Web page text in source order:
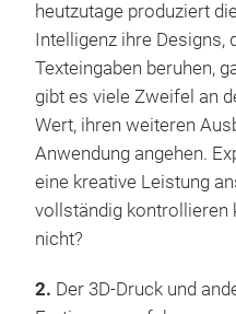
heutzutage produziert
Intelligenz ihre Designs,
Texteingaben beruhen,
gibt es viele Zweifel an
Wert, ihren weiteren
Anwendung angehen.
eine kreative Leistung
vollständig kontrollieren
nicht?
2. Der 3D-Druck und